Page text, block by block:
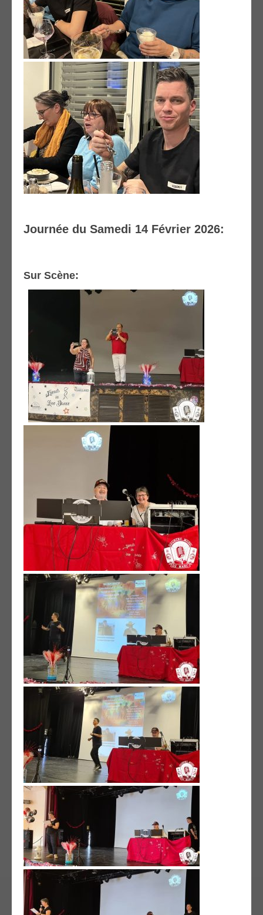
Journée du Samedi 14 Février 2026:
Sur Scène: